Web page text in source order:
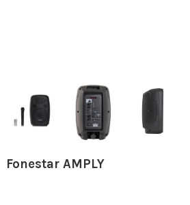
Fonestar AMPLY